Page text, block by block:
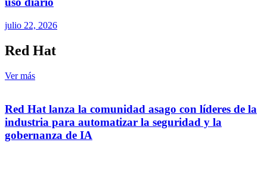
julio 22, 2026
Red Hat
Ver más
Red Hat lanza la comunidad asago con líderes de la
industria para automatizar la seguridad y la
gobernanza de IA